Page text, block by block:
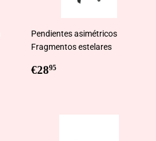
Pendientes asimétricos
Fragmentos estelares
Regular
€2895